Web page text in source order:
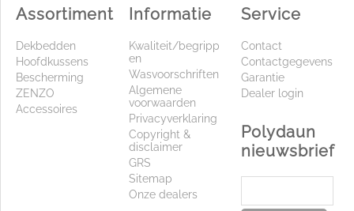
Assortiment
Dekbedden
Hoofdkussens
Bescherming
ZENZO
Accessoires
Informatie
Kwaliteit/begripp
en
Wasvoorschriften
Algemene
voorwaarden
Privacyverklaring
Copyright &
disclaimer
GRS
Sitemap
Onze dealers
Service
Contact
Contactgegevens
Garantie
Dealer login
Polydaun
nieuwsbrief